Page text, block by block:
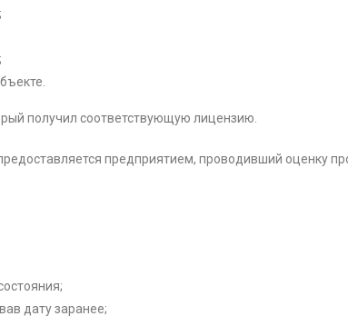
получил соответствующую лицензию.
предприятием, проводивший оценку
дату заранее;